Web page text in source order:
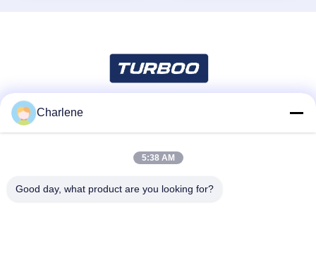
দ্রুত যোগাযোগ
Charlene
5:38 AM
Good day, what product are you looking for?